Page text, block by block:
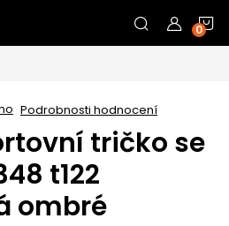
Podrobnosti hodnocení
tričko se
t122
ombré